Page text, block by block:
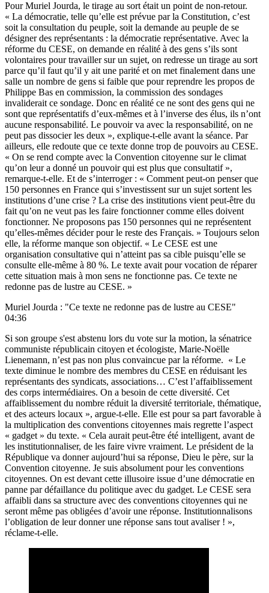
Pour Muriel Jourda, le tirage au sort était un point de non-retour.
« La démocratie, telle qu’elle est prévue par la Constitution, c’est
soit la consultation du peuple, soit la demande au peuple de se
désigner des représentants : la démocratie représentative. Avec la
réforme du CESE, on demande en réalité à des gens s’ils sont
volontaires pour travailler sur un sujet, on redresse un tirage au sort
parce qu’il faut qu’il y ait une parité et on met finalement dans une
salle un nombre de gens si faible que pour reprendre les propos de
Philippe Bas en commission, la commission des sondages
invaliderait ce sondage. Donc en réalité ce ne sont des gens qui ne
sont que représentatifs d’eux-mêmes et à l’inverse des élus, ils n’ont
aucune responsabilité. Le pouvoir va avec la responsabilité, on ne
peut pas dissocier les deux », explique-t-elle avant la séance. Par
ailleurs, elle redoute que ce texte donne trop de pouvoirs au CESE.
« On se rend compte avec la Convention citoyenne sur le climat
qu’on leur a donné un pouvoir qui est plus que consultatif »,
remarque-t-elle. Et de s’interroger : « Comment peut-on penser que
150 personnes en France qui s’investissent sur un sujet sortent les
institutions d’une crise ? La crise des institutions vient peut-être du
fait qu’on ne veut pas les faire fonctionner comme elles doivent
fonctionner. Ne proposons pas 150 personnes qui ne représentent
qu’elles-mêmes décider pour le reste des Français. » Toujours selon
elle, la réforme manque son objectif. « Le CESE est une
organisation consultative qui n’atteint pas sa cible puisqu’elle se
consulte elle-même à 80 %. Le texte avait pour vocation de réparer
cette situation mais à mon sens ne fonctionne pas. Ce texte ne
redonne pas de lustre au CESE. »
Muriel Jourda : "Ce texte ne redonne pas de lustre au CESE"
04:36
Si son groupe s'est abstenu lors du vote sur la motion, la sénatrice
communiste républicain citoyen et écologiste, Marie-Noëlle
Lienemann, n’est pas non plus convaincue par la réforme. « Le
texte diminue le nombre des membres du CESE en réduisant les
représentants des syndicats, associations… C’est l’affaiblissement
des corps intermédiaires. On a besoin de cette diversité. Cet
affaiblissement du nombre réduit la diversité territoriale, thématique,
et des acteurs locaux », argue-t-elle. Elle est pour sa part favorable à
la multiplication des conventions citoyennes mais regrette l’aspect
« gadget » du texte. « Cela aurait peut-être été intelligent, avant de
les institutionnaliser, de les faire vivre vraiment. Le président de la
République va donner aujourd’hui sa réponse, Dieu le père, sur la
Convention citoyenne. Je suis absolument pour les conventions
citoyennes. On est devant cette illusoire issue d’une démocratie en
panne par défaillance du politique avec du gadget. Le CESE sera
affaibli dans sa structure avec des conventions citoyennes qui ne
seront même pas obligées d’avoir une réponse. Institutionnalisons
l’obligation de leur donner une réponse sans tout avaliser ! »,
réclame-t-elle.